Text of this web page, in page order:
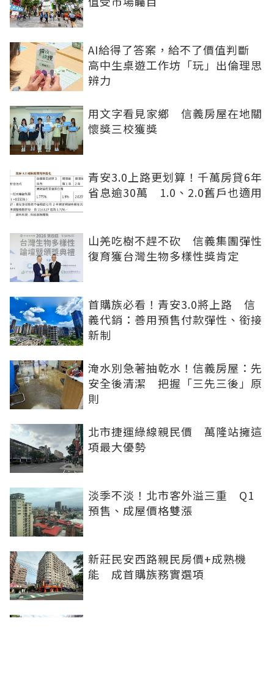
AI給得了答案，給不了價值判斷
高中生桌遊工作坊「玩」出倫理思
辨力
用文字看見家鄉 信義房屋在地關
懷獎三校獲獎
青安3.0上路更划算！千萬房貸6年
省息逾30萬 1.0、2.0舊戶也適用
山羌吃樹不趕不砍 信義集團彈性
復育獲台灣生物多樣性獎肯定
首購族必看！青安3.0將上路 信
義代銷：善用預售付款彈性、銜接
新制
淹水別急著抽乾水！信義房屋：先
安全後清潔 把握「三先三後」原
則
北市捷運綠線親民價 萬隆站擁這
項最大優勢
淡季不淡！北市客外溢三重 Q1
預售、成屋價格雙漲
新莊民安西路親民房價+成熟機
能 成首購族務實選項